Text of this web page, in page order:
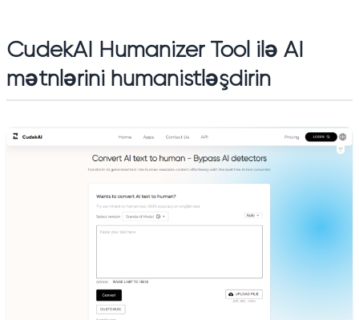
CudekAI Humanizer Tool ilə AI
mətnlərini humanistləşdirin